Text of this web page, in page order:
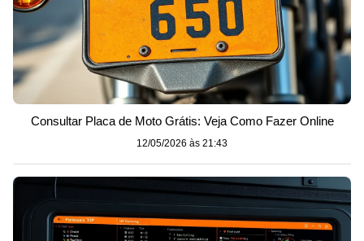
Consultar Placa de Moto Grátis: Veja Como Fazer Online
12/05/2026 às 21:43